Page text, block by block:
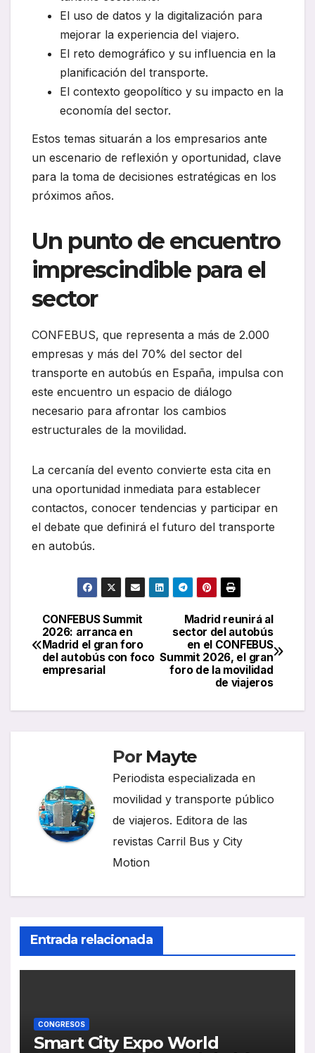
El uso de datos y la digitalización para
mejorar la experiencia del viajero.
El reto demográfico y su influencia en la
planificación del transporte.
El contexto geopolítico y su impacto en la
economía del sector.
Estos temas situarán a los empresarios ante
un escenario de reflexión y oportunidad, clave
para la toma de decisiones estratégicas en los
próximos años.
Un punto de encuentro
imprescindible para el
sector
CONFEBUS, que representa a más de 2.000
empresas y más del 70% del sector del
transporte en autobús en España, impulsa con
este encuentro un espacio de diálogo
necesario para afrontar los cambios
estructurales de la movilidad.
La cercanía del evento convierte esta cita en
una oportunidad inmediata para establecer
contactos, conocer tendencias y participar en
el debate que definirá el futuro del transporte
en autobús.
Navegación
de
entradas
Madrid reunirá al
sector del autobús
en el CONFEBUS
Summit 2026, el gran
foro de la movilidad
de viajeros
CONFEBUS Summit
2026: arranca en
Madrid el gran foro
del autobús con foco
empresarial
Por Mayte
Periodista especializada en
movilidad y transporte público
de viajeros. Editora de las
revistas Carril Bus y City
Motion
Entrada relacionada
CONGRESOS
Smart City Expo World